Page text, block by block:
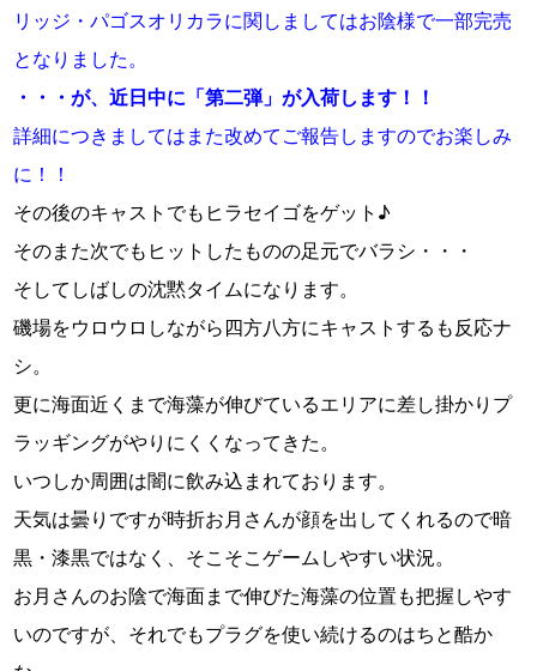
リッジ・パゴスオリカラに関しましてはお陰様で一部完売
となりました。
・・・が、近日中に「第二弾」が入荷します！！
詳細につきましてはまた改めてご報告しますのでお楽しみ
に！！
その後のキャストでもヒラセイゴをゲット♪
そのまた次でもヒットしたものの足元でバラシ・・・
そしてしばしの沈黙タイムになります。
磯場をウロウロしながら四方八方にキャストするも反応ナ
シ。
更に海面近くまで海藻が伸びているエリアに差し掛かりプ
ラッギングがやりにくくなってきた。
いつしか周囲は闇に飲み込まれております。
天気は曇りですが時折お月さんが顔を出してくれるので暗
黒・漆黒ではなく、そこそこゲームしやすい状況。
お月さんのお陰で海面まで伸びた海藻の位置も把握しやす
いのですが、それでもプラグを使い続けるのはちと酷か